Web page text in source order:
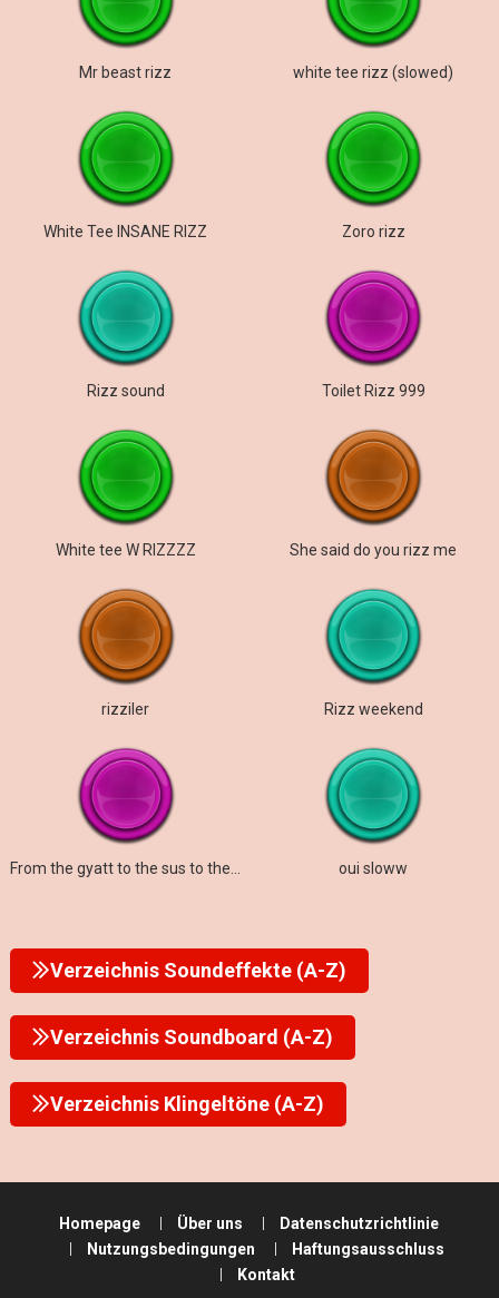
Mr beast rizz white tee rizz (slowed)
White Tee INSANE RIZZ Zoro rizz
Rizz sound Toilet Rizz 999
White tee W RIZZZZ She said do you rizz me
rizziler Rizz weekend
oui sloww
Verzeichnis Soundeffekte (A-Z)
Verzeichnis Soundboard (A-Z)
Verzeichnis Klingeltöne (A-Z)
Homepage Über uns
Datenschutzrichtlinie
Nutzungsbedingungen
Haftungsausschluss
Kontakt